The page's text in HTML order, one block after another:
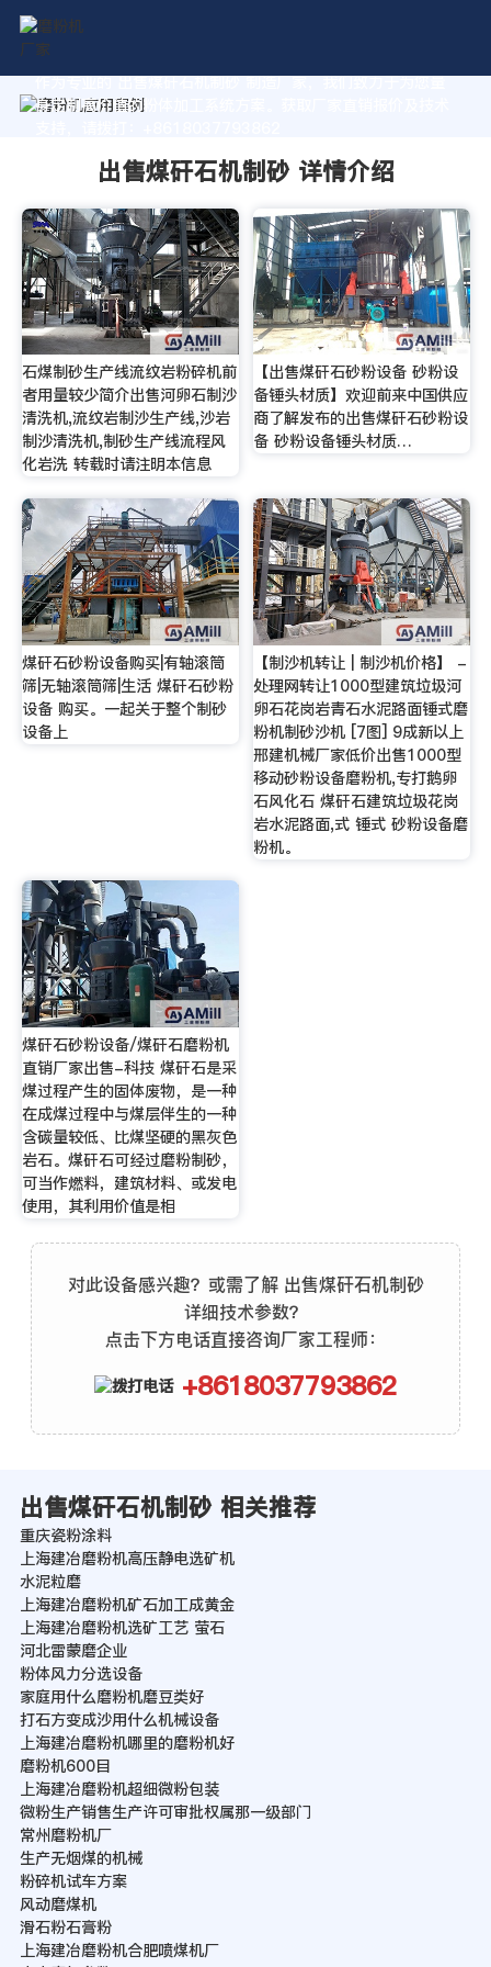
作为专业的 出售煤矸石机制砂 制造厂家，我们致力于为您量
身定制高价值的粉体加工系统方案。获取厂家直销报价及技术
出售煤矸石机制砂 详情介绍
石煤制砂生产线流纹岩粉碎机前
者用量较少简介出售河卵石制沙
清洗机,流纹岩制沙生产线,沙岩
制沙清洗机,制砂生产线流程风
化岩洗 转载时请注明本信息
【出售煤矸石砂粉设备 砂粉设
备锤头材质】欢迎前来中国供应
商了解发布的出售煤矸石砂粉设
备 砂粉设备锤头材质…
煤矸石砂粉设备购买|有轴滚筒
筛|无轴滚筒筛|生活 煤矸石砂粉
设备 购买。一起关于整个制砂
设备上
【制沙机转让 | 制沙机价格】 -
处理网转让1000型建筑垃圾河
卵石花岗岩青石水泥路面锤式磨
粉机制砂沙机 [7图] 9成新以上
邢建机械厂家低价出售1000型
移动砂粉设备磨粉机,专打鹅卵
石风化石 煤矸石建筑垃圾花岗
岩水泥路面,式 锤式 砂粉设备磨
粉机。
煤矸石砂粉设备/煤矸石磨粉机
直销厂家出售-科技 煤矸石是采
煤过程产生的固体废物，是一种
在成煤过程中与煤层伴生的一种
含碳量较低、比煤坚硬的黑灰色
岩石。煤矸石可经过磨粉制砂，
可当作燃料，建筑材料、或发电
使用，其利用价值是相
对此设备感兴趣？或需了解 出售煤矸石机制砂
详细技术参数？
点击下方电话直接咨询厂家工程师：
+8618037793862
出售煤矸石机制砂 相关推荐
重庆瓷粉涂料
上海建冶磨粉机高压静电选矿机
水泥粒磨
上海建冶磨粉机矿石加工成黄金
上海建冶磨粉机选矿工艺 萤石
河北雷蒙磨企业
粉体风力分选设备
家庭用什么磨粉机磨豆类好
打石方变成沙用什么机械设备
上海建冶磨粉机哪里的磨粉机好
磨粉机600目
上海建冶磨粉机超细微粉包装
微粉生产销售生产许可审批权属那一级部门
常州磨粉机厂
生产无烟煤的机械
粉碎机试车方案
风动磨煤机
滑石粉石膏粉
上海建冶磨粉机合肥喷煤机厂